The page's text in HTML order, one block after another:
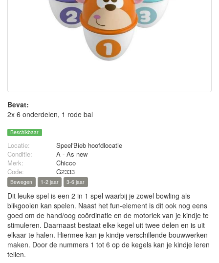
Bevat:
2x 6 onderdelen, 1 rode bal
Beschikbaar
Locatie:
Speel'Bieb hoofdlocatie
Conditie:
A - As new
Merk:
Chicco
Code:
G2333
Bewegen 1-2 jaar 3-6 jaar
Dit leuke spel is een 2 in 1 spel waarbij je zowel bowling als
blikgooien kan spelen. Naast het fun-element is dit ook nog eens
goed om de hand/oog coördinatie en de motoriek van je kindje te
stimuleren. Daarnaast bestaat elke kegel uit twee delen en is uit
elkaar te halen. Hiermee kan je kindje verschillende bouwwerken
maken. Door de nummers 1 tot 6 op de kegels kan je kindje leren
tellen.